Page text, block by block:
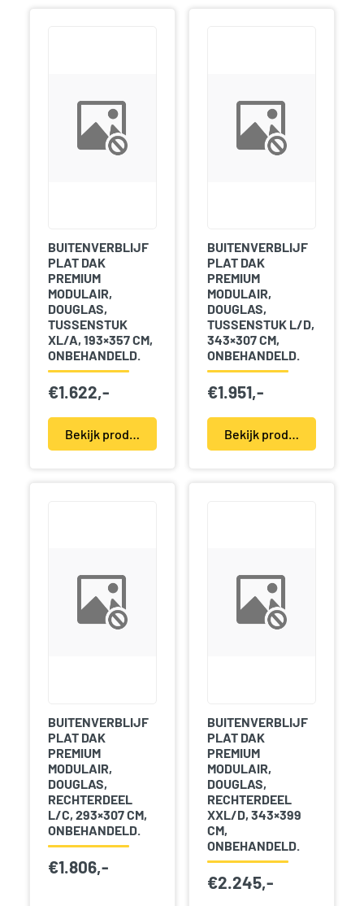
BUITENVERBLIJF
PLAT DAK
PREMIUM
MODULAIR,
DOUGLAS,
TUSSENSTUK
XL/A, 193×357 CM,
ONBEHANDELD.
€1.622,-
BUITENVERBLIJF
PLAT DAK
PREMIUM
MODULAIR,
DOUGLAS,
TUSSENSTUK L/D,
343×307 CM,
ONBEHANDELD.
€1.951,-
BUITENVERBLIJF
PLAT DAK
PREMIUM
MODULAIR,
DOUGLAS,
RECHTERDEEL
L/C, 293×307 CM,
ONBEHANDELD.
€1.806,-
BUITENVERBLIJF
PLAT DAK
PREMIUM
MODULAIR,
DOUGLAS,
RECHTERDEEL
XXL/D, 343×399
CM,
ONBEHANDELD.
€2.245,-